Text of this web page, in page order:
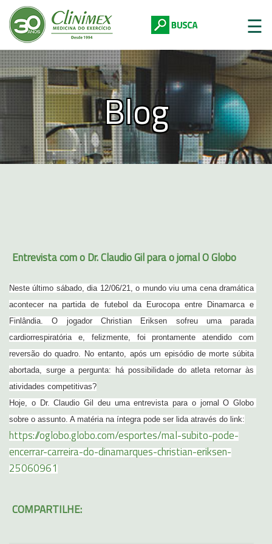
☰
Digite abaixo:
Blog
Entrevista com o Dr. Claudio Gil para o jornal O Globo
Neste último sábado, dia 12/06/21, o mundo viu uma cena dramática
acontecer na partida de futebol da Eurocopa entre Dinamarca e
Finlândia. O jogador Christian Eriksen sofreu uma parada
cardiorrespiratória e, felizmente, foi prontamente atendido com
reversão do quadro. No entanto, após um episódio de morte súbita
abortada, surge a pergunta: há possibilidade do atleta retornar às
atividades competitivas?
Hoje, o Dr. Claudio Gil deu uma entrevista para o jornal O Globo
https://oglobo.globo.com/esportes/mal-subito-pode-
encerrar-carreira-do-dinamarques-christian-eriksen-
25060961
COMPARTILHE: